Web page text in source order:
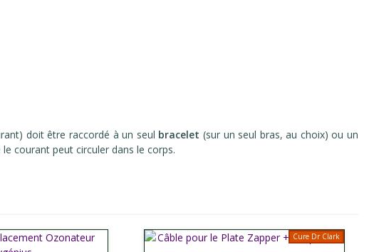
doit être raccordé à un seul bracelet (sur un seul bras, au choix) ou un
courant peut circuler dans le corps.
Cure Dr Clark